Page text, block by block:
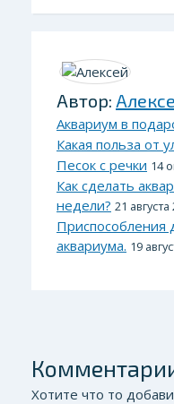
Автор:
Аквариум в
Какая польза от
Песок с речки 14
Как сделать
недели? 21
Приспособления
аквариума. 19
Хотите что то